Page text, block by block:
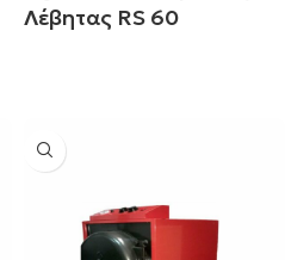
Λέβητας RS 60